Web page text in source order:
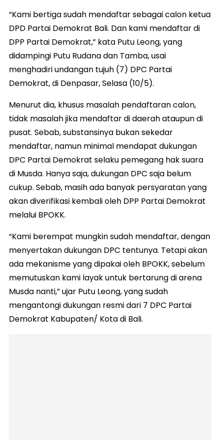
“Kami bertiga sudah mendaftar sebagai calon ketua
DPD Partai Demokrat Bali. Dan kami mendaftar di
DPP Partai Demokrat,” kata Putu Leong, yang
didampingi Putu Rudana dan Tamba, usai
menghadiri undangan tujuh (7) DPC Partai
Demokrat, di Denpasar, Selasa (10/5).
Menurut dia, khusus masalah pendaftaran calon,
tidak masalah jika mendaftar di daerah ataupun di
pusat. Sebab, substansinya bukan sekedar
mendaftar, namun minimal mendapat dukungan
DPC Partai Demokrat selaku pemegang hak suara
di Musda. Hanya saja, dukungan DPC saja belum
cukup. Sebab, masih ada banyak persyaratan yang
akan diverifikasi kembali oleh DPP Partai Demokrat
melalui BPOKK.
“Kami berempat mungkin sudah mendaftar, dengan
menyertakan dukungan DPC tentunya. Tetapi akan
ada mekanisme yang dipakai oleh BPOKK, sebelum
memutuskan kami layak untuk bertarung di arena
Musda nanti,” ujar Putu Leong, yang sudah
mengantongi dukungan resmi dari 7 DPC Partai
Demokrat Kabupaten/ Kota di Bali.